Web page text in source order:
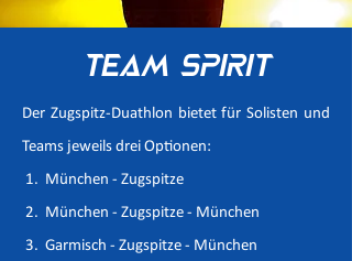
Team Spirit
Der Zugspitz-Duathlon bietet für Solisten und
Teams jeweils drei Optionen:
1. München - Zugspitze
2. München - Zugspitze - München
3. Garmisch - Zugspitze - München